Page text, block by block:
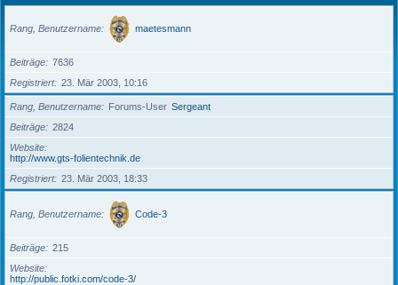
Rang, Benutzername maetesmann
Beiträge
7636
Registriert
23. Mär 2003, 10:16
Rang, Benutzername Forums-User Sergeant
Beiträge
2824
Website
http://www.gts-folientechnik.de
Registriert
23. Mär 2003, 18:33
Rang, Benutzername Code-3
Beiträge
215
Website
http://public.fotki.com/code-3/